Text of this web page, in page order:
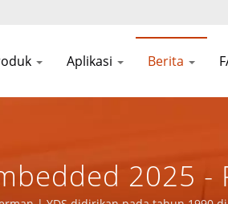
Aplikasi Berita
2025 -